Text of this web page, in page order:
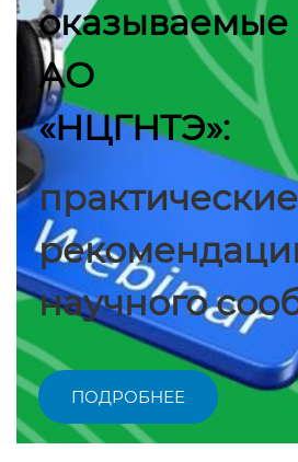
оказываемые
АО
«НЦГНТЭ»:
практические
научного
ПОДРОБНЕЕ